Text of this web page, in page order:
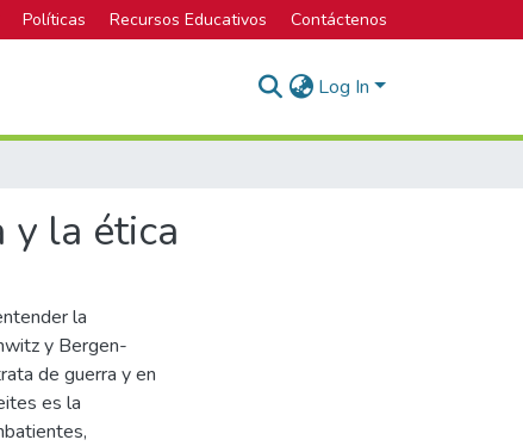
Políticas Recursos Educativos Contáctenos
Log In
y la ética
la
y Bergen-
de guerra y en
es la